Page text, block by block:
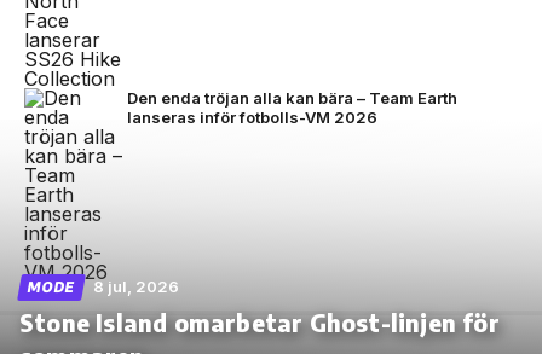
Den enda tröjan alla kan bära – Team Earth
lanseras inför fotbolls-VM 2026
MODE 8 jul, 2026
Stone Island omarbetar Ghost-linjen för